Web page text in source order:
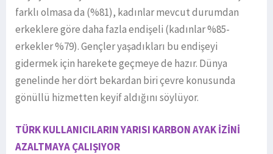
farklı olmasa da (%81), kadınlar mevcut durumdan
erkeklere göre daha fazla endişeli (kadınlar %85-
erkekler %79). Gençler yaşadıkları bu endişeyi
gidermek için harekete geçmeye de hazır. Dünya
genelinde her dört bekardan biri çevre konusunda
gönüllü hizmetten keyif aldığını söylüyor.
TÜRK KULLANICILARIN YARISI KARBON AYAK İZİNİ
AZALTMAYA ÇALIŞIYOR